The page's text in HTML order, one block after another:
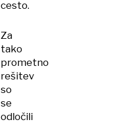
cesto.
Za
tako
prometno
rešitev
so
se
odločili